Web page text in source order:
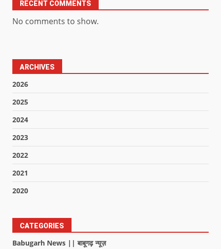
RECENT COMMENTS
No comments to show.
ARCHIVES
2026
2025
2024
2023
2022
2021
2020
CATEGORIES
Babugarh News || बाबूगढ़ न्यूज़